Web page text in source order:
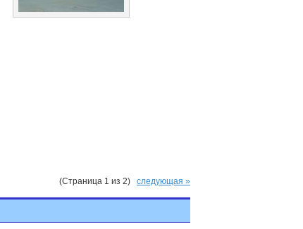
(Страница 1 из 2) следующая »